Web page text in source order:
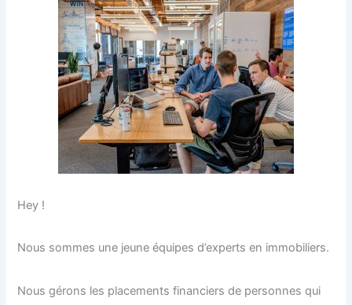
Hey !
Nous sommes une jeune équipes d’experts en immobiliers.
Nous gérons les placements financiers de personnes qui